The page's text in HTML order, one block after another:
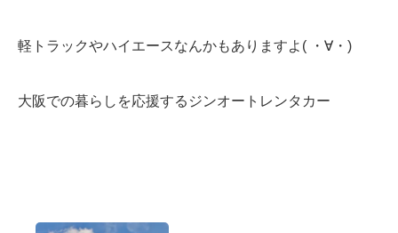
軽トラックやハイエースなんかもありますよ( ・∀・)
大阪での暮らしを応援するジンオートレンタカー